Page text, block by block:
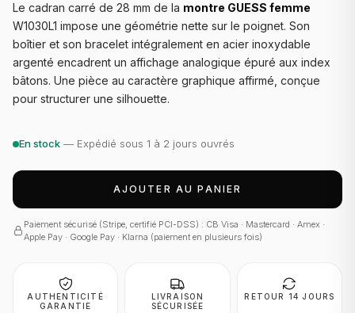
Le cadran carré de 28 mm de la montre GUESS femme
W1030L1 impose une géométrie nette sur le poignet. Son
boîtier et son bracelet intégralement en acier inoxydable
argenté encadrent un affichage analogique épuré aux index
bâtons. Une pièce au caractère graphique affirmé, conçue
pour structurer une silhouette.
En stock — Expédié sous 1 à 2 jours ouvrés
AJOUTER AU PANIER
Paiement sécurisé (Stripe, certifié PCI-DSS) : CB Visa · Mastercard · Amex ·
Apple Pay · Google Pay · Klarna (paiement en plusieurs fois)
AUTHENTICITÉ
GARANTIE
LIVRAISON
SÉCURISÉE
RETOUR 14 JOURS